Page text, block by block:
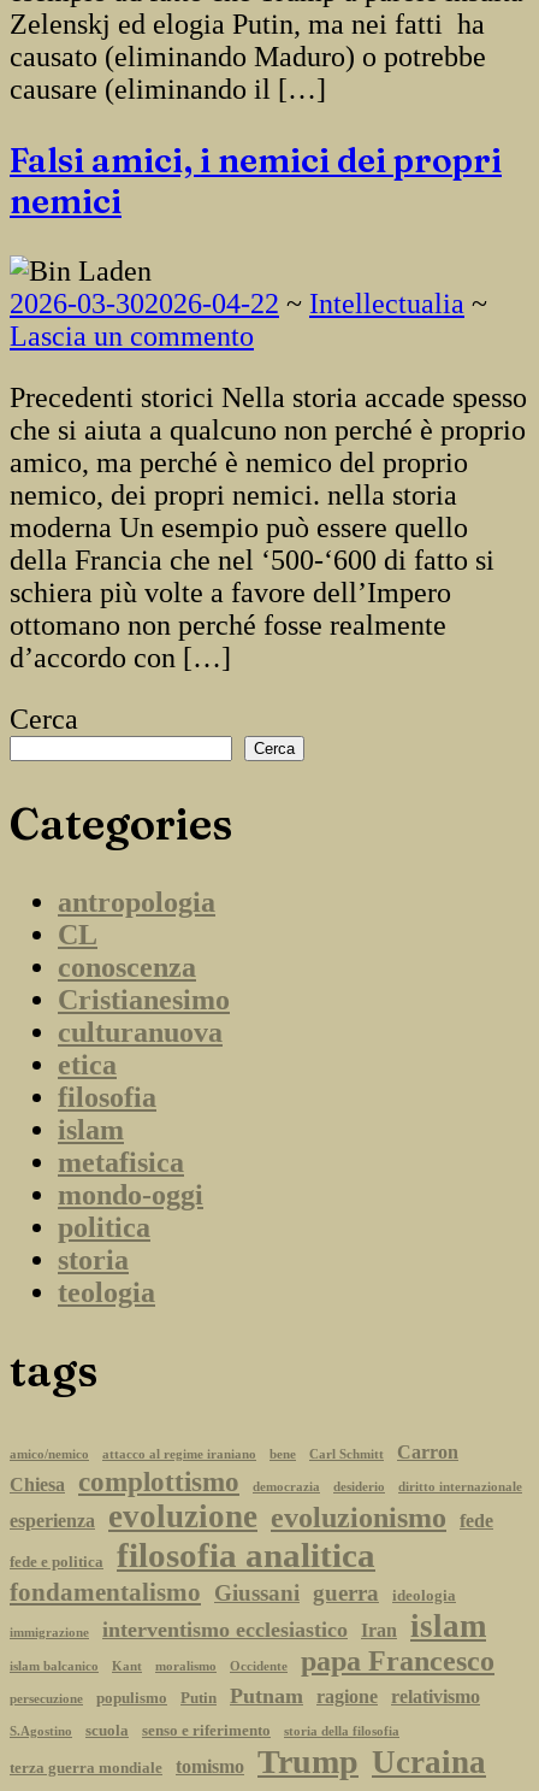
Zelenskj ed elogia Putin, ma nei fatti ha
causato (eliminando Maduro) o potrebbe
causare (eliminando il […]
Falsi amici, i nemici dei propri
nemici
2026-03-302026-04-22 ~ Intellectualia ~
Lascia un commento
Precedenti storici Nella storia accade spesso
che si aiuta a qualcuno non perché è proprio
amico, ma perché è nemico del proprio
nemico, dei propri nemici. nella storia
moderna Un esempio può essere quello
della Francia che nel ‘500-‘600 di fatto si
schiera più volte a favore dell’Impero
ottomano non perché fosse realmente
d’accordo con […]
Cerca
Cerca
Categories
antropologia
CL
conoscenza
Cristianesimo
culturanuova
etica
filosofia
islam
metafisica
mondo-oggi
politica
storia
teologia
tags
amico/nemico attacco al regime iraniano bene Carl Schmitt
Carron
Chiesa
complottismo democrazia desiderio diritto internazionale
esperienza evoluzione evoluzionismo fede
fede e politica filosofia analitica
fondamentalismo Giussani guerra ideologia
immigrazione interventismo ecclesiastico Iran islam
islam balcanico Kant moralismo Occidente papa Francesco
persecuzione populismo Putin Putnam ragione relativismo
S.Agostino scuola senso e riferimento storia della filosofia
terza guerra mondiale tomismo Trump Ucraina